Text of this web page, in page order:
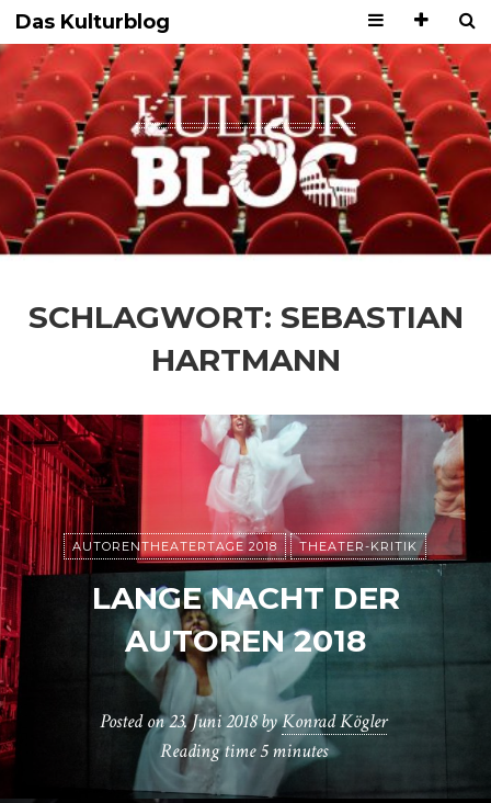
Das Kulturblog
SCHLAGWORT: SEBASTIAN
HARTMANN
AUTORENTHEATERTAGE 2018 THEATER-KRITIK
LANGE NACHT DER
AUTOREN 2018
Posted on23. Juni 2018byKonrad Kögler
Reading time5 minutes